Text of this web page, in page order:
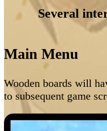
Several
Main Menu
Wooden boards will
to subsequent game